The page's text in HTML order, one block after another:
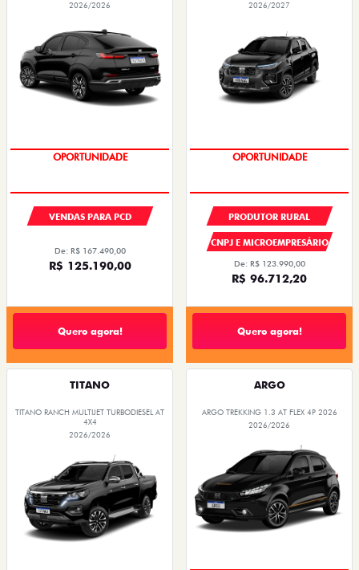
2026/2026
OPORTUNIDADE
VENDAS PARA PCD
De: R$ 167.490,00
R$ 125.190,00
Quero agora!
2026/2027
OPORTUNIDADE
PRODUTOR RURAL
CNPJ E MICROEMPRESÁRIO
De: R$ 123.990,00
R$ 96.712,20
Quero agora!
TITANO
TITANO RANCH MULTIJET TURBODIESEL AT
4X4
2026/2026
ARGO
ARGO TREKKING 1.3 AT FLEX 4P 2026
2026/2026